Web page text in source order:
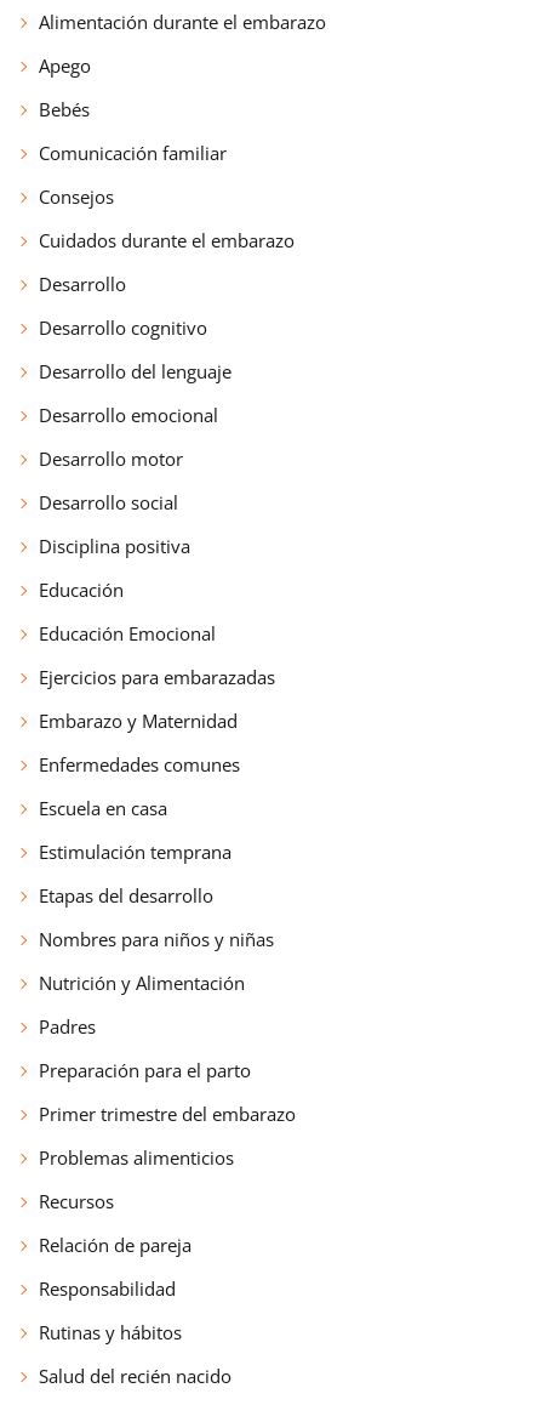
Alimentación durante el embarazo
Apego
Bebés
Comunicación familiar
Consejos
Cuidados durante el embarazo
Desarrollo
Desarrollo cognitivo
Desarrollo del lenguaje
Desarrollo emocional
Desarrollo motor
Desarrollo social
Disciplina positiva
Educación
Educación Emocional
Ejercicios para embarazadas
Embarazo y Maternidad
Enfermedades comunes
Escuela en casa
Estimulación temprana
Etapas del desarrollo
Nombres para niños y niñas
Nutrición y Alimentación
Padres
Preparación para el parto
Primer trimestre del embarazo
Problemas alimenticios
Recursos
Relación de pareja
Responsabilidad
Rutinas y hábitos
Salud del recién nacido